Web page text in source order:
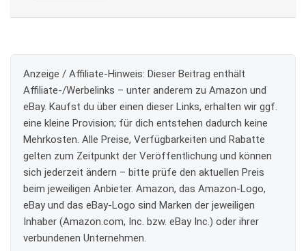
Anzeige / Affiliate-Hinweis: Dieser Beitrag enthält
Affiliate-/Werbelinks – unter anderem zu Amazon und
eBay. Kaufst du über einen dieser Links, erhalten wir ggf.
eine kleine Provision; für dich entstehen dadurch keine
Mehrkosten. Alle Preise, Verfügbarkeiten und Rabatte
gelten zum Zeitpunkt der Veröffentlichung und können
sich jederzeit ändern – bitte prüfe den aktuellen Preis
beim jeweiligen Anbieter. Amazon, das Amazon-Logo,
eBay und das eBay-Logo sind Marken der jeweiligen
Inhaber (Amazon.com, Inc. bzw. eBay Inc.) oder ihrer
verbundenen Unternehmen.